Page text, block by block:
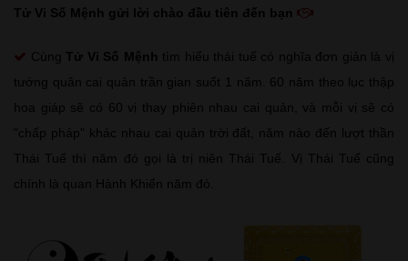
Tử Vi Số Mệnh gửi lời chào đầu tiên đến bạn
Cùng Tử Vi Số Mệnh tìm hiểu thái tuế có nghĩa đơn giản là vị
tướng quân cai quản trần gian suốt 1 năm. 60 năm theo lục thập
hoa giáp sẽ có 60 vị thay phiên nhau cai quản, và mỗi vị sẽ có
"chấp pháp" khác nhau cai quản trời đất, năm nào đến lượt thần
Thái Tuế thì năm đó gọi là trị niên Thái Tuế. Vị Thái Tuế cũng
chính là quan Hành Khiển năm đó.